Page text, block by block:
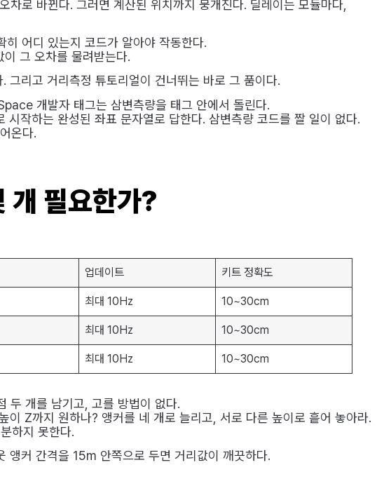
로 바뀐다. 그러면 계산된 위치까지 뭉개진다. 딜레이는 모듈마다,
어디 있는지 코드가 알아야 작동한다.
그 오차를 물려받는다.
그리고 거리측정 튜토리얼이 건너뛰는 바로 그 품이다.
개발자 태그는 삼변측량을 태그 안에서 돌린다.
시작하는 완성된 좌표 문자열로 답한다. 삼변측량 코드를 짤 일이 없다.
온다.
개 필요한가?
업데이트 키트 정확도
최대 10Hz 10~30cm
최대 10Hz 10~30cm
최대 10Hz 10~30cm
두 개를 남기고, 고를 방법이 없다.
이 Z까지 원하나? 앵커를 네 개로 늘리고, 서로 다른 높이로 흩어 놓아라.
하지 못한다.
앵커 간격을 15m 안쪽으로 두면 거리값이 깨끗하다.